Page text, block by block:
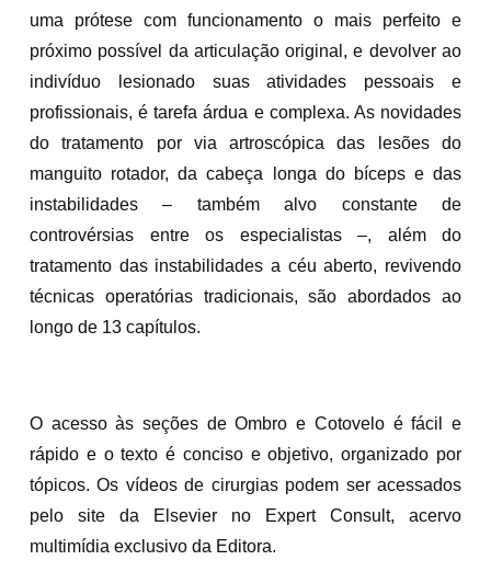
uma prótese com funcionamento o mais perfeito e
próximo possível da articulação original, e devolver ao
indivíduo lesionado suas atividades pessoais e
profissionais, é tarefa árdua e complexa. As novidades
do tratamento por via artroscópica das lesões do
manguito rotador, da cabeça longa do bíceps e das
instabilidades – também alvo constante de
controvérsias entre os especialistas –, além do
tratamento das instabilidades a céu aberto, revivendo
técnicas operatórias tradicionais, são abordados ao
longo de 13 capítulos.
O acesso às seções de Ombro e Cotovelo é fácil e
rápido e o texto é conciso e objetivo, organizado por
tópicos. Os vídeos de cirurgias podem ser acessados
pelo site da Elsevier no Expert Consult, acervo
multimídia exclusivo da Editora.